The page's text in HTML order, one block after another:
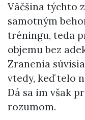
Väčšina týchto
samotným
tréningu, teda
objemu bez
Zranenia
vtedy, keď telo
Dá sa im však
rozumom.